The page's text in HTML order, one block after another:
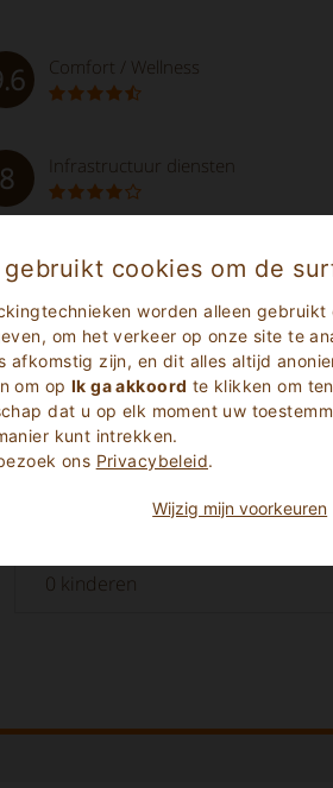
cookies om de
worden alleen
om het verkeer op onze site te
afkomstig zijn, en dit alles altijd
om op Ik ga akkoord te klikken om
dat u op elk moment uw
kunt intrekken.
ons Privacybeleid.
Wijzig mijn voorkeuren
Comfort / Wellness
8 Infrastructuur diensten
Check Out Date